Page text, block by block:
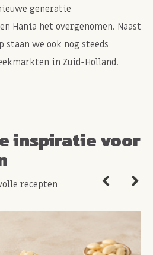
generatie
Hania het overgenomen. Naast
staan we ook nog steeds
in Zuid-Holland.
inspiratie voor
recepten